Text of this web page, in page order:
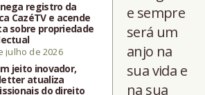
nega registro da
CazéTV e acende
sobre propriedade
julho de 2026
jeito inovador,
atualiza
do direito
e sempre
será um
anjo na
sua vida e
na sua